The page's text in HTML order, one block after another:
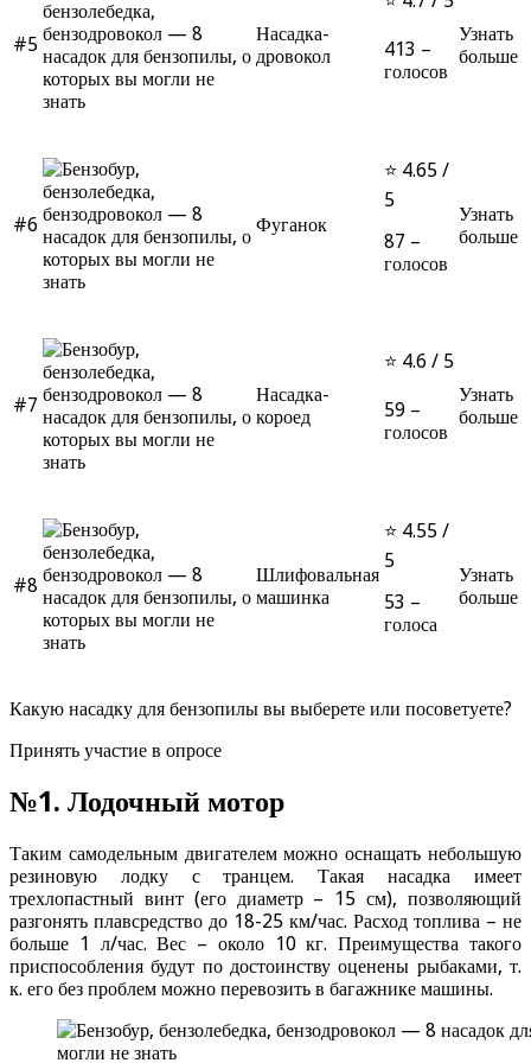
#5
Насадка-
дровокол
413 –
голосов
Узнать
больше
#6 Фуганок
⭐ 4.65 /
5
87 –
голосов
Узнать
больше
#7
Насадка-
короед
⭐ 4.6 / 5
59 –
голосов
Узнать
больше
#8
Шлифовальная
машинка
⭐ 4.55 /
5
53 –
голоса
Узнать
больше
Какую насадку для бензопилы вы выберете или посоветуете?
Принять участие в опросе
№1. Лодочный мотор
Таким самодельным двигателем можно оснащать небольшую
резиновую лодку с транцем. Такая насадка имеет
трехлопастный винт (его диаметр – 15 см), позволяющий
разгонять плавсредство до 18-25 км/час. Расход топлива – не
больше 1 л/час. Вес – около 10 кг. Преимущества такого
приспособления будут по достоинству оценены рыбаками, т.
к. его без проблем можно перевозить в багажнике машины.